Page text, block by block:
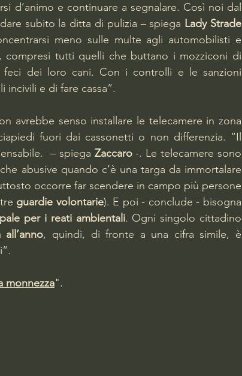
d’animo e continuare a segnalare. Così noi dal
subito la ditta di pulizia – spiega Lady Strade
meno sulle multe agli automobilisti e
compresi tutti quelli che buttano i mozziconi di
dei loro cani. Con i controlli e le sanzioni
e di fare cassa”.
avrebbe senso installare le telecamere in zona
fuori dai cassonetti o non differenzia. “Il
– spiega Zaccaro -. Le telecamere sono
abusive quando c’è una targa da immortalare
occorre far scendere in campo più persone
guardie volontarie). E poi - conclude - bisogna
per i reati ambientali. Ogni singolo cittadino
, quindi, di fronte a una cifra simile, è
monnezza".